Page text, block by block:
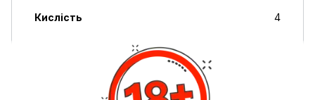
Кислість 4